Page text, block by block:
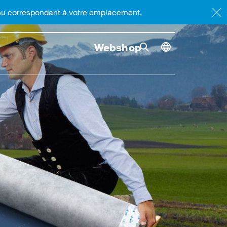
Recherche bascule
Rrecherche
Lancer
Webshop
Toggle
correspondant à votre emplacement.